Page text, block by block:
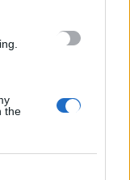
the
– Αισθητός